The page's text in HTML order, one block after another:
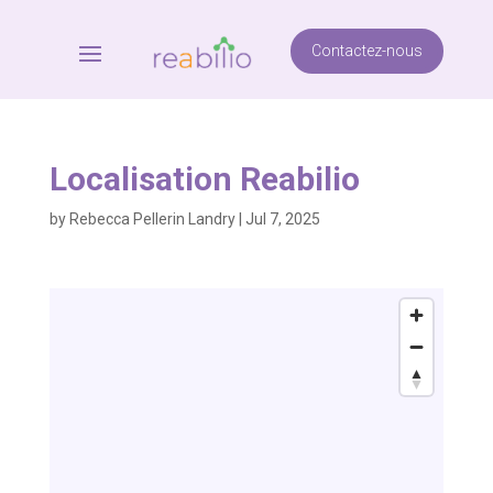
Contactez-nous
Localisation Reabilio
by Rebecca Pellerin Landry| Jul 7, 2025